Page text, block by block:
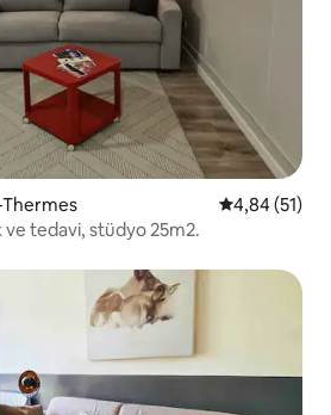
5 üzerinden
4,84 (51)
ve tedavi, stüdyo 25m2.